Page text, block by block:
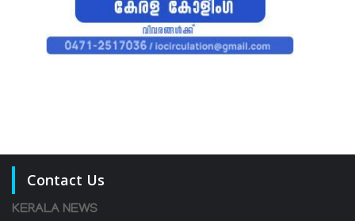
Contact Us
KERALA NEWS